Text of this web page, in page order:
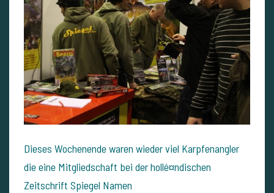
Dieses Wochenende waren wieder viel Karpfenangler
die eine Mitgliedschaft bei der hollé¤ndischen
Zeitschrift Spiegel Namen